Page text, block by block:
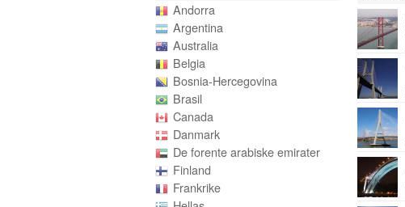
Andorra
Argentina
Australia
Belgia
Bosnia-Hercegovina
Brasil
Canada
Danmark
De forente arabiske emirater
Finland
Frankrike